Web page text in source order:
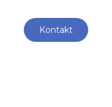
Kontakt